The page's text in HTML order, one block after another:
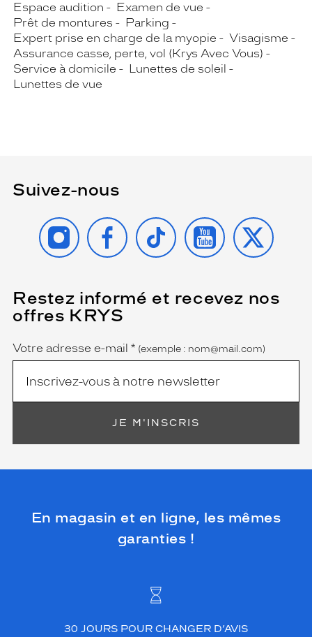
Espace audition
Examen de vue
Prêt de montures
Parking
Expert prise en charge de la myopie
Visagisme
Assurance casse, perte, vol (Krys Avec Vous)
Service à domicile
Lunettes de soleil
Lunettes de vue
Suivez-nous
INSTAGRAMFACEBOOK
TIKTOK YOUTUBE
X
Restez informé et recevez nos
offres KRYS
Name
Votre adresse e-mail *
(Ce
champ
est
obligatoire)
(exemple : nom@mail.com)
JE M'INSCRIS
En magasin et en ligne, les mêmes
garanties !
30 JOURS POUR CHANGER D’AVIS